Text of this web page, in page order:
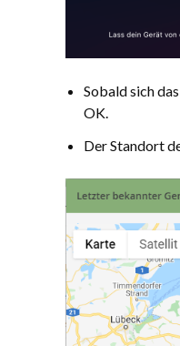
Sobald sich
OK.
Der Standort